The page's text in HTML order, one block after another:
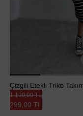
Çizgili Etekli Triko
299,00 TL
1.100,00 TL